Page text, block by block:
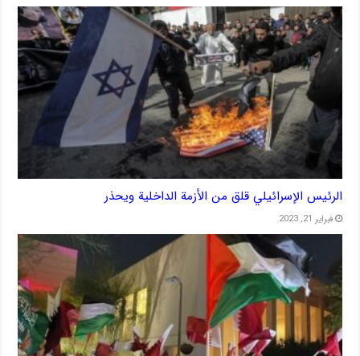
الرئيس الإسرائيلي قلق من الأزمة الداخلية ويحذر
فبراير 21, 2023